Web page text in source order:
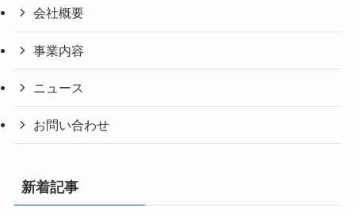
会社概要
事業内容
ニュース
お問い合わせ
新着記事